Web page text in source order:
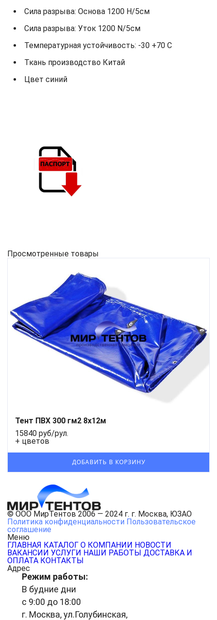
Сила разрыва: Основа 1200 Н/5см
Сила разрыва: Уток 1200 N/5см
Температурная устойчивость: -30 +70 С
Ткань производство Китай
Цвет синий
Просмотренные товары
Тент ПВХ 300 гм2 8x12м
15840 руб/рул.
+ цветов
© ООО МирТентов 2006 — 2024 г. г. Москва, ЮЗАО
Политика конфиденциальности Пользовательское
соглашение
Меню
ГЛАВНАЯ КАТАЛОГ О КОМПАНИИ НОВОСТИ
ВАКАНСИИ УСЛУГИ НАШИ РАБОТЫ ДОСТАВКА И
ОПЛАТА КОНТАКТЫ
Адрес
Режим работы:
В будние дни
с 9:00 до 18:00
г. Москва, ул.Голубинская,